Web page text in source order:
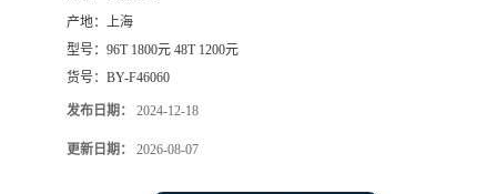
产地： 上海
型号： 96T 1800元 48T 1200元
货号： BY-F46060
发布日期： 2024-12-18
更新日期： 2026-08-07